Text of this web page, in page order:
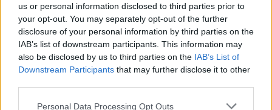
us or personal information disclosed to third parties prior to
your opt-out. You may separately opt-out of the further
disclosure of your personal information by third parties on the
IAB’s list of downstream participants. This information may
also be disclosed by us to third parties on the IAB’s List of
Downstream Participants that may further disclose it to other
Personal Data Processing Opt Outs
SOUVISEJÍCÍ ČLÁNKY
VÍCE OD AUTORA
i hudební a básnický program